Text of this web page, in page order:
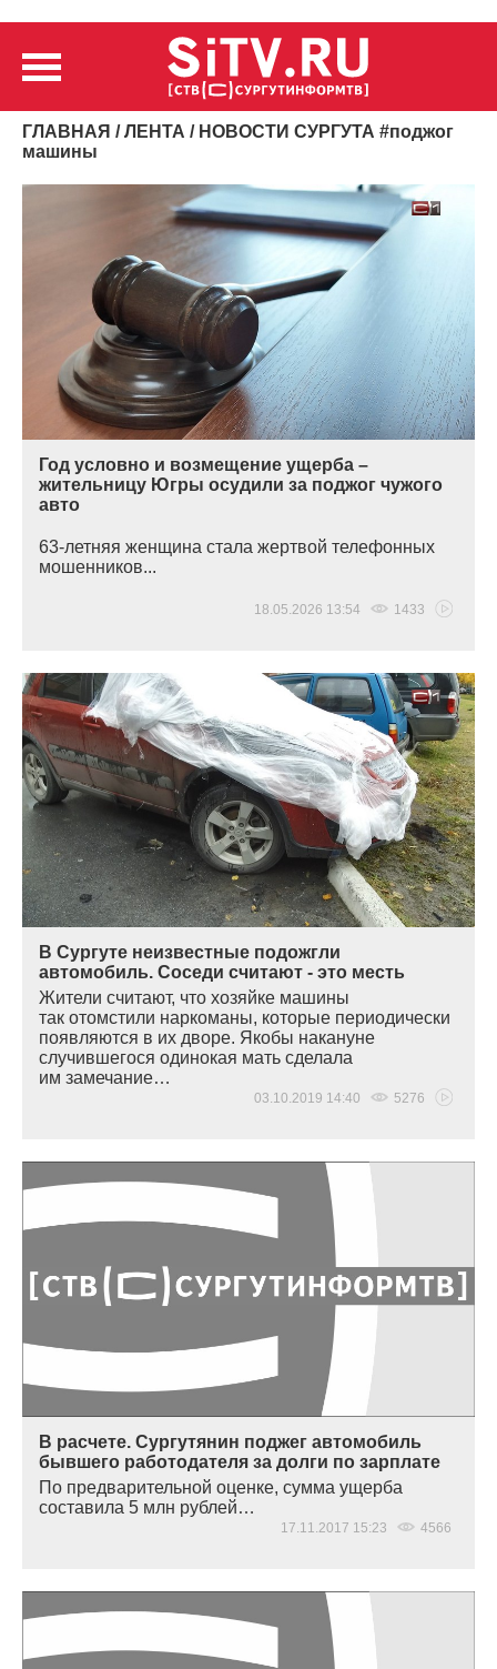
ГЛАВНАЯ /ЛЕНТА / НОВОСТИ СУРГУТА #поджог
машины
Год условно и возмещение ущерба –
жительницу Югры осудили за поджог чужого
авто
63-летняя женщина стала жертвой телефонных
мошенников...
18.05.2026 13:54 1433
В Сургуте неизвестные подожгли
автомобиль. Соседи считают - это месть
Жители считают, что хозяйке машины
так отомстили наркоманы, которые периодически
появляются в их дворе. Якобы накануне
случившегося одинокая мать сделала
им замечание…
03.10.2019 14:40 5276
В расчете. Сургутянин поджег автомобиль
бывшего работодателя за долги по зарплате
По предварительной оценке, сумма ущерба
составила 5 млн рублей…
17.11.2017 15:23 4566